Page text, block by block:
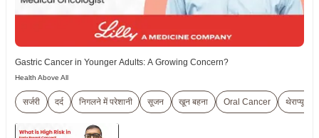
Gastric Cancer in Younger Adults: A Growing Concern?
Health Above All
सर्जरी दर्द निगलने में परेशानी सूजन खून बहना Oral Cancer थेराप्यूटिक